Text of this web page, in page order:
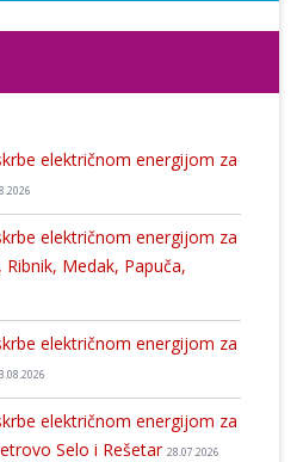
električnom energijom za
električnom energijom za
Medak, Papuča,
električnom energijom za
električnom energijom za
Selo i Rešetar 28.07.2026